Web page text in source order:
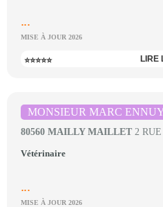
...
MISE À JOUR 2026
⭐⭐⭐⭐⭐ LIRE
MONSIEUR MARC
80560 MAILLY MAILLET 2
Vétérinaire
...
MISE À JOUR 2026